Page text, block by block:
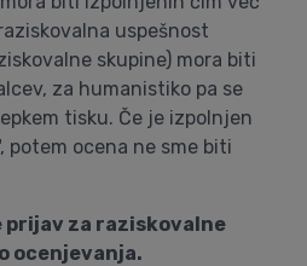
uspešnost
skupine) mora biti
za humanistiko pa se
tisku. Če je izpolnjen
potem ocena ne sme biti
prijav za raziskovalne
ocenjevanja.